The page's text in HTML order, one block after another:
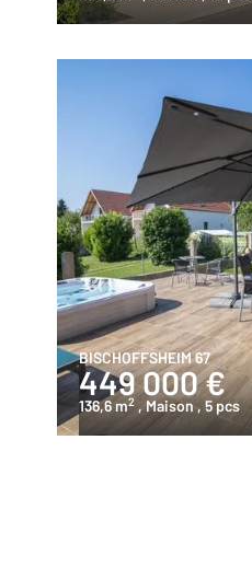
BISCHOFFSHEIM 67
449 000 €
136,6 m2 , Maison , 5 pcs